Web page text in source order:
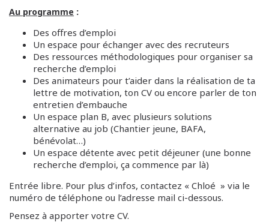
Au programme :
Des offres d’emploi
Un espace pour échanger avec des recruteurs
Des ressources méthodologiques pour organiser sa
recherche d’emploi
Des animateurs pour t’aider dans la réalisation de ta
lettre de motivation, ton CV ou encore parler de ton
entretien d’embauche
Un espace plan B, avec plusieurs solutions
alternative au job (Chantier jeune, BAFA,
bénévolat…)
Un espace détente avec petit déjeuner (une bonne
recherche d’emploi, ça commence par là)
Entrée libre. Pour plus d’infos, contactez « Chloé » via le
numéro de téléphone ou l’adresse mail ci-dessous.
Pensez à apporter votre CV.